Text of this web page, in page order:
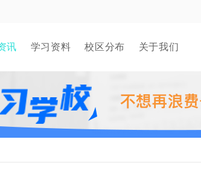
讯 学习资料 校区分布 关于我们